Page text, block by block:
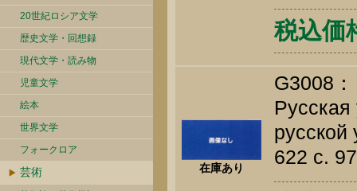
20世紀ロシア文学
歴史文学・回想録
現代文学・読み物
児童文学
絵本
世界文学
フォークロア
芸術
税込価
在庫あり
G3008
622 c.